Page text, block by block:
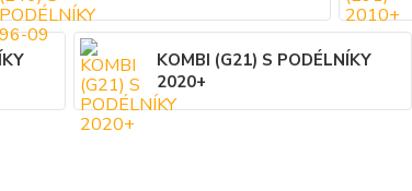
KOMBI (G21) S PODÉLNÍKY
2020+